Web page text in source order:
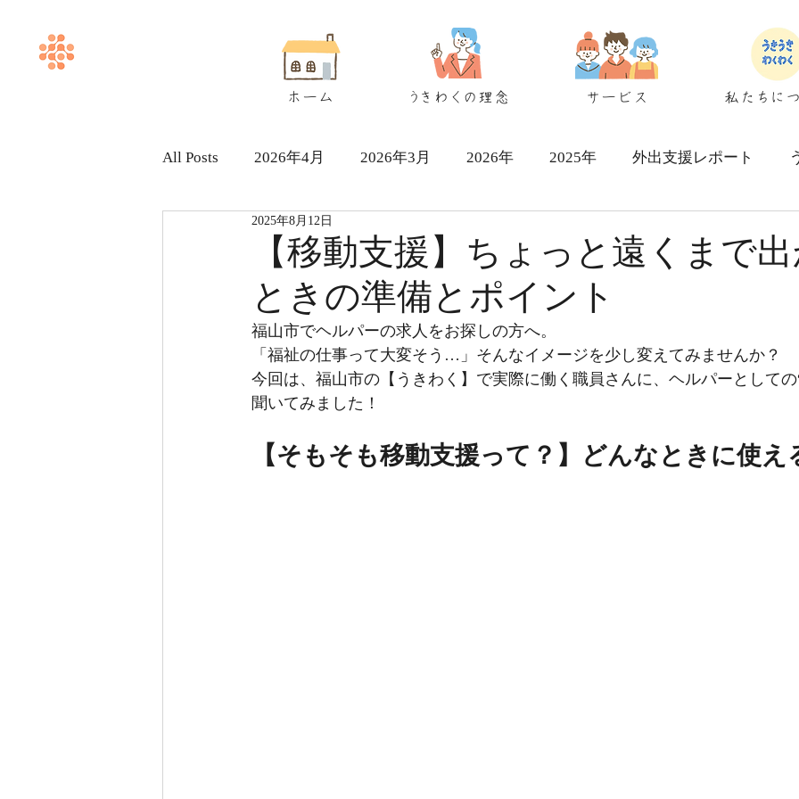
ホーム うきわくの理念 サービス 私たちに
All Posts 2026年4月 2026年3月 2026年 2025年 外出支援レポート
ヘルパー求人採用情報
【移動支援】ちょっと遠くまで
ときの準備とポイント
2025年8月12日
福山市でヘルパーの求人をお探しの方へ。
「福祉の仕事って大変そう…」そんなイメージを少し変えてみませんか？
今回は、福山市の【うきわく】で実際に働く職員さんに、ヘルパーとして
聞いてみました！
【そもそも移動支援って？】どんなときに使え